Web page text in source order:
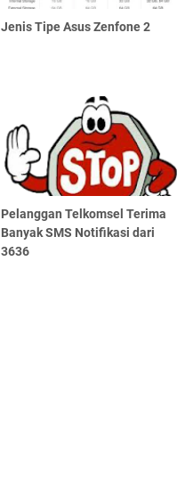
Jenis Tipe Asus Zenfone 2
Pelanggan Telkomsel Terima
Banyak SMS Notifikasi dari
3636